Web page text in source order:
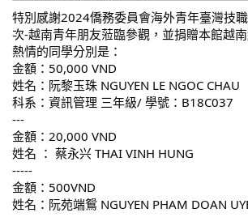
特別感謝2024僑務委員會海外青年臺灣技
次-越南青年朋友蒞臨參觀，並捐贈本館越南
熱情的同學分別是：
金額：50,000 VND
姓名：阮黎玉珠 NGUYEN LE NGOC CHAU
科系：資訊管理 三年級/ 學號：B18C037
---
金額：20,000 VND
姓名 ： 蔡永兴 THAI VINH HUNG
-----
金額：500VND
姓名：阮苑端鴛 NGUYEN PHAM DOAN